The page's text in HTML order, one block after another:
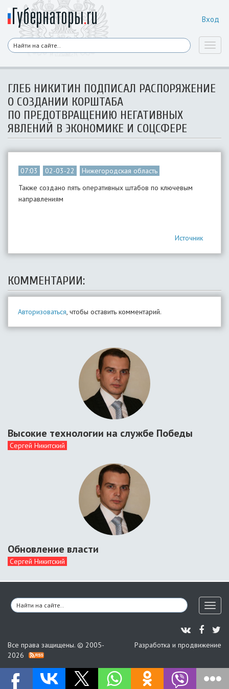
Вход
ГЛЕБ НИКИТИН ПОДПИСАЛ РАСПОРЯЖЕНИЕ
О СОЗДАНИИ КОРШТАБА
ПО ПРЕДОТВРАЩЕНИЮ НЕГАТИВНЫХ
ЯВЛЕНИЙ В ЭКОНОМИКЕ И СОЦСФЕРЕ
07:03 02-03-22
Нижегородская область
Также создано пять оперативных штабов по ключевым
направлениям
Источник
КОММЕНТАРИИ:
Авторизоваться, чтобы оставить комментарий.
Высокие технологии на службе Победы
Сергей Никитский
Обновление власти
Сергей Никитский
Все права защищены. © 2005-
2026
Разработка и продвижение